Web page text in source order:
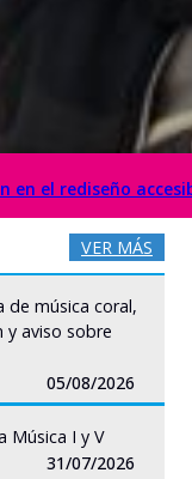
el rediseño
VER MÁS
de música coral,
y aviso sobre
05/08/2026
Música I y V
31/07/2026